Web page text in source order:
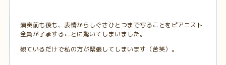
演奏前も後も、表情からしぐさひとつまで写ることをピアニスト
全員が了承することに驚いてしまいました。
観ているだけで私の方が緊張してしまいます（苦笑）。